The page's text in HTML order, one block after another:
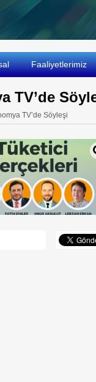
Faaliyetlerimiz
TV’de
TV’de Söyleşi